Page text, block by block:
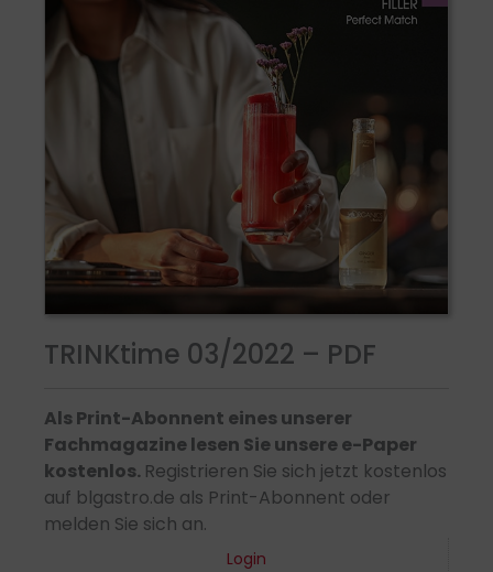
TRINKtime 03/2022 – PDF
Als Print-Abonnent eines unserer
Fachmagazine lesen Sie unsere e-Paper
kostenlos. Registrieren Sie sich jetzt kostenlos
auf blgastro.de als Print-Abonnent oder
melden Sie sich an.
Login